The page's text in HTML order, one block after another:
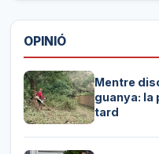
OPINIÓ
Mentre
guanya: la
tard